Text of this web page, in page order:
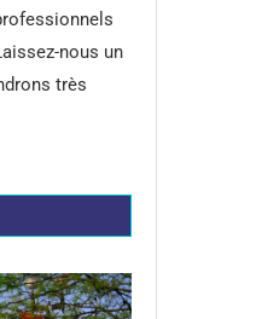
nous un
très